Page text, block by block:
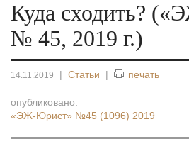
Куда сходить?
№ 45, 2019 г.)
14.11.2019 | Статьи | печать
опубликовано:
«ЭЖ-Юрист» №45 (1096) 2019